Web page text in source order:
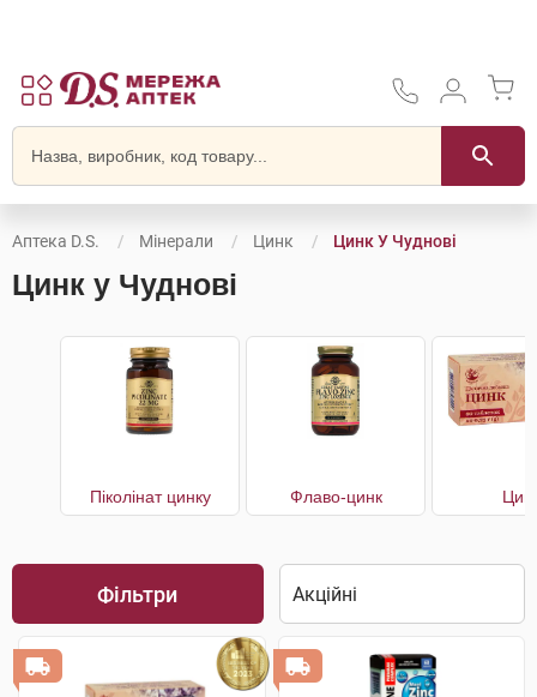
Аптека D.S. Мінерали Цинк Цинк У Чуднові
Цинк у Чуднові
Піколінат цинку Флаво-цинк
Фільтри